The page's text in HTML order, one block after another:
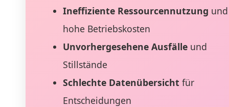
Ineffiziente Ressourcennutzung und
hohe Betriebskosten
Unvorhergesehene Ausfälleund
Stillstände
Schlechte Datenübersicht für
Entscheidungen